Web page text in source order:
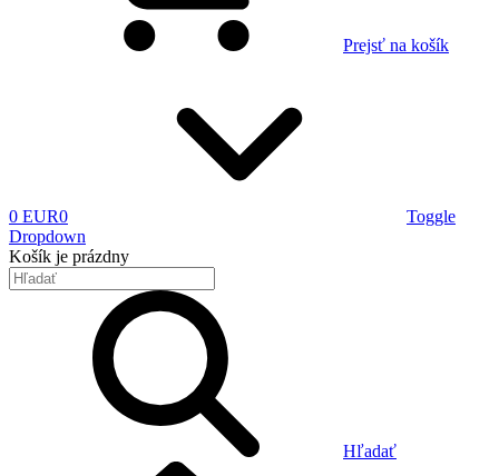
Prejsť na košík
0 EUR0
Toggle
Dropdown
Košík je prázdny
Hľadať